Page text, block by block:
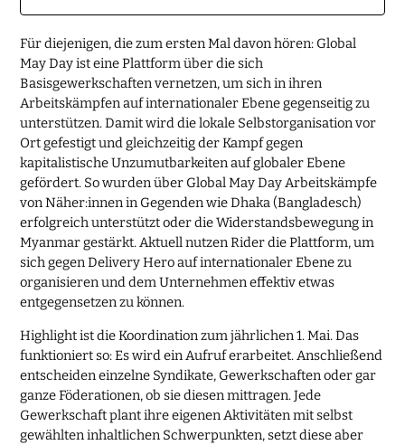
Für diejenigen, die zum ersten Mal davon hören: Global
May Day ist eine Plattform über die sich
Basisgewerkschaften vernetzen, um sich in ihren
Arbeitskämpfen auf internationaler Ebene gegenseitig zu
unterstützen. Damit wird die lokale Selbstorganisation vor
Ort gefestigt und gleichzeitig der Kampf gegen
kapitalistische Unzumutbarkeiten auf globaler Ebene
gefördert. So wurden über Global May Day Arbeitskämpfe
von Näher:innen in Gegenden wie Dhaka (Bangladesch)
erfolgreich unterstützt oder die Widerstandsbewegung in
Myanmar gestärkt. Aktuell nutzen Rider die Plattform, um
sich gegen Delivery Hero auf internationaler Ebene zu
organisieren und dem Unternehmen effektiv etwas
entgegensetzen zu können.
Highlight ist die Koordination zum jährlichen 1. Mai. Das
funktioniert so: Es wird ein Aufruf erarbeitet. Anschließend
entscheiden einzelne Syndikate, Gewerkschaften oder gar
ganze Föderationen, ob sie diesen mittragen. Jede
Gewerkschaft plant ihre eigenen Aktivitäten mit selbst
gewählten inhaltlichen Schwerpunkten, setzt diese aber